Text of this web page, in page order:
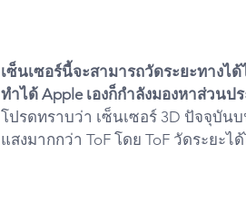
เซ็นเซอร์นี้จะสามารถวัดระยะทางไ
ทำได้ Apple เองก็กำลังมองหาส่วนป
โปรดทราบว่า เซ็นเซอร์ 3D ปัจจุบัน
แสงมากกว่า ToF โดย ToF วัดระยะ